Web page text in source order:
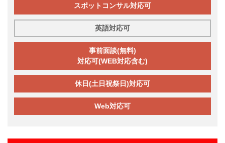
スポットコンサル対応可
英語対応可
事前面談(無料)
対応可(WEB対応含む)
休日(土日祝祭日)対応可
Web対応可